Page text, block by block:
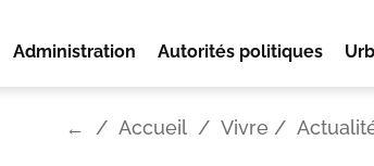
Administration Autorités politiques
←
Accueil Vivre